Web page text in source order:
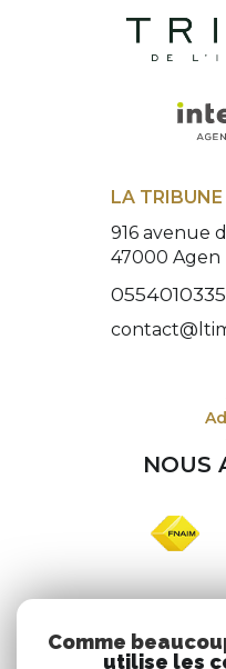
LA
916 avenue
47000 Agen
0554010335
NOUS
Comme
utilise les